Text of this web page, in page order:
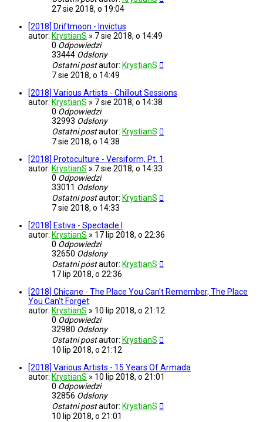
27 sie 2018, o 19:04
[2018] Driftmoon - Invictus
autor: KrystianS » 7 sie 2018, o 14:49
0 Odpowiedzi
33444 Odsłony
Ostatni postautor: KrystianS
7 sie 2018, o 14:49
[2018] Various Artists - Chillout Sessions
autor: KrystianS » 7 sie 2018, o 14:38
0 Odpowiedzi
32993 Odsłony
Ostatni postautor: KrystianS
7 sie 2018, o 14:38
[2018] Protoculture - Versiform, Pt. 1
autor: KrystianS » 7 sie 2018, o 14:33
0 Odpowiedzi
33011 Odsłony
Ostatni postautor: KrystianS
7 sie 2018, o 14:33
[2018] Estiva - Spectacle I
autor: KrystianS » 17 lip 2018, o 22:36
0 Odpowiedzi
32650 Odsłony
Ostatni postautor: KrystianS
17 lip 2018, o 22:36
[2018] Chicane - The Place You Can't Remember, The Place
You Can't Forget
autor: KrystianS » 10 lip 2018, o 21:12
0 Odpowiedzi
32980 Odsłony
Ostatni postautor: KrystianS
10 lip 2018, o 21:12
[2018] Various Artists - 15 Years Of Armada
autor: KrystianS » 10 lip 2018, o 21:01
0 Odpowiedzi
32856 Odsłony
Ostatni postautor: KrystianS
10 lip 2018, o 21:01